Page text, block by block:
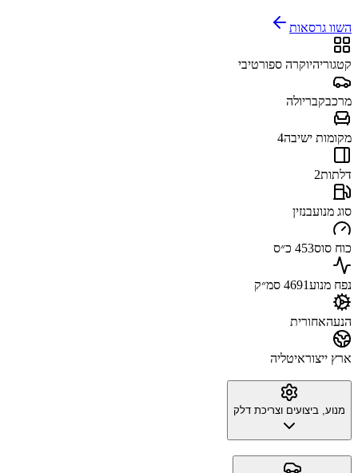
השוו גרסאות
קטגוריהיוקרה ספורטיבי
מרכבקבריולה
מקומות ישיבה4
דלתות2
סוג מנועבנזין
כוח סוס453 כ״ס
נפח מנוע4691 סמ״ק
הנעהאחורית
ארץ ייצוראיטליה
מנוע, ביצועים וצריכת דלק